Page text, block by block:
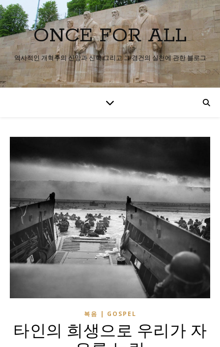
ONCE FOR ALL
역사적인 개혁주의 신앙과 신학 그리고 그 경건의 실천에 관한 블로그
복음 | GOSPEL
타인의 희생으로 우리가 자